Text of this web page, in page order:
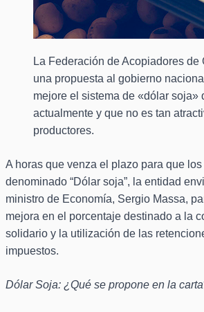
La Federación de Acopiadores de
una propuesta al gobierno
mejore el sistema de «dólar soja»
actualmente y que no es tan
productores.
A horas que venza el plazo para que
denominado “Dólar soja”, la entidad
ministro de Economía, Sergio Massa,
mejora en el porcentaje destinado a la
solidario y la utilización de las
impuestos.
Dólar Soja: ¿Qué se propone en la carta